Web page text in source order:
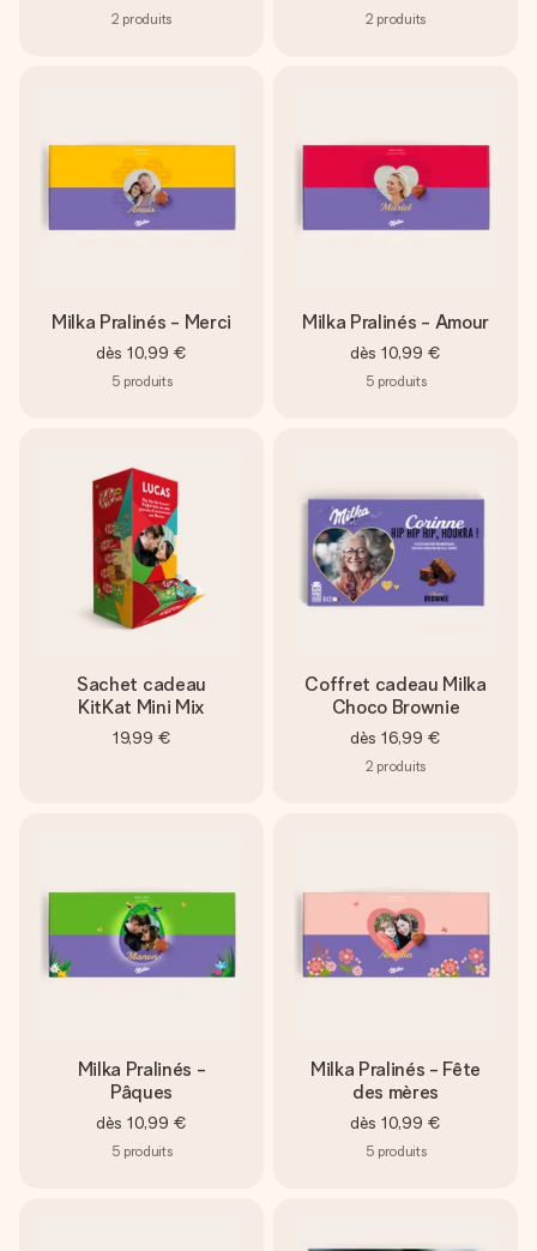
2 produits 2 produits
Milka Pralinés - Merci
dès 10,99 €
5 produits
Milka Pralinés - Amour
dès 10,99 €
5 produits
Sachet cadeau
KitKat Mini Mix
19,99 €
Coffret cadeau Milka
Choco Brownie
dès 16,99 €
2 produits
Milka Pralinés -
Pâques
dès 10,99 €
5 produits
Milka Pralinés - Fête
des mères
dès 10,99 €
5 produits